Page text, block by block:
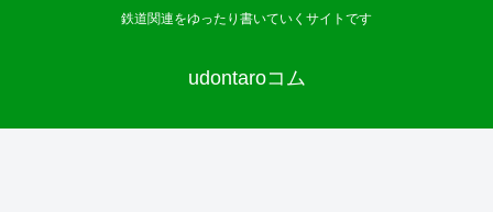
鉄道関連をゆったり書いていくサイトです
udontaroコム